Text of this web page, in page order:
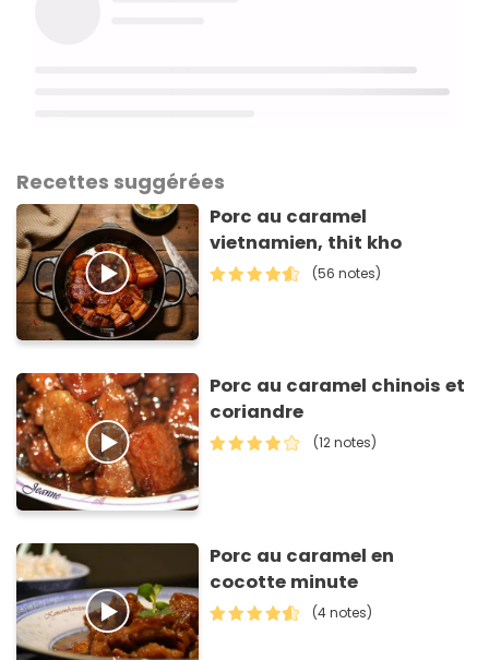
Recettes suggérées
Porc au caramel
vietnamien, thit kho
(56 notes)
Porc au caramel chinois et
coriandre
(12 notes)
Porc au caramel en
cocotte minute
(4 notes)